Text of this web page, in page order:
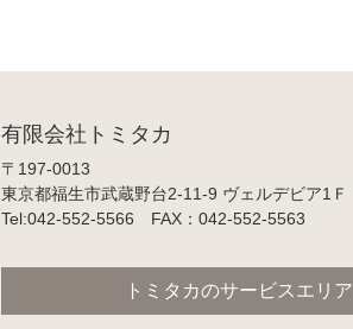
有限会社トミタカ
〒197-0013
東京都福生市武蔵野台2-11-9 ヴェルデビア1Ｆ
Tel:042-552-5566 FAX：042-552-5563
トミタカのサービスエリア